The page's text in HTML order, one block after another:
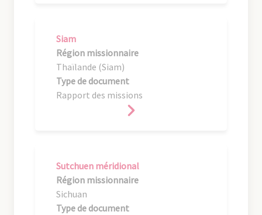
Siam
Région missionnaire
Thaïlande (Siam)
Type de document
Rapport des missions
Sutchuen méridional
Région missionnaire
Sichuan
Type de document